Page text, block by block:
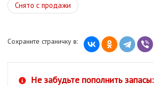
Снято с продажи
Сохраните страничку в:
Не забудьте пополнить запасы: